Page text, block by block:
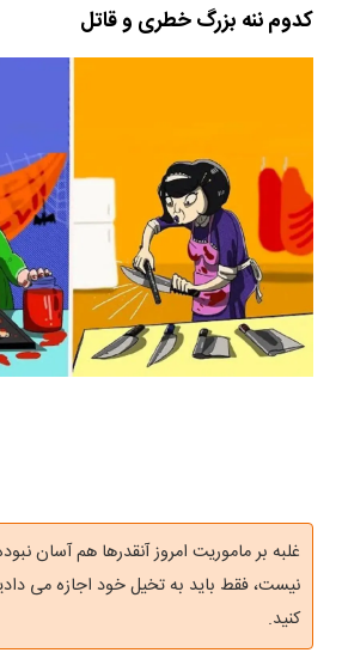
کدوم ننه بزرگ خطری و قاتل
غلبه بر ماموریت امروز آنقدرها هم آسان
نیست، فقط باید به تخیل خود اجازه می
کنید.